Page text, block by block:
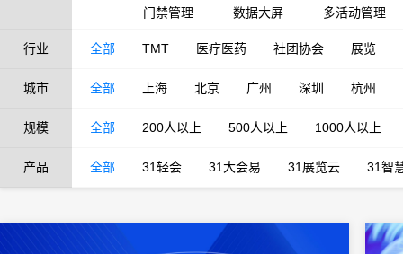
门禁管理
数据大屏 多活动管理
行业 全部 TMT 医疗医药 社团协会 展览
城市 全部 上海 北京 广州 深圳 杭州
规模 全部 200人以上 500人以上 1000人以上
产品 全部 31轻会 31大会易 31展览云 31智